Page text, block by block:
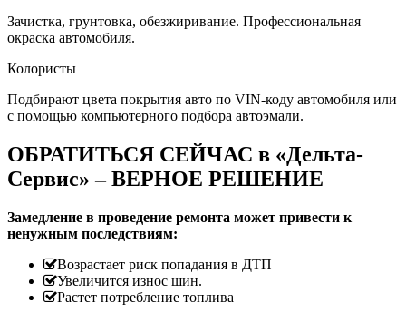
Зачистка, грунтовка, обезжиривание. Профессиональная
окраска автомобиля.
Колористы
Подбирают цвета покрытия авто по VIN-коду автомобиля или
с помощью компьютерного подбора автоэмали.
ОБРАТИТЬСЯ СЕЙЧАС в «Дельта-
Сервис» – ВЕРНОЕ РЕШЕНИЕ
Замедление в проведение ремонта может привести к
ненужным последствиям:
Возрастает риск попадания в ДТП
Увеличится износ шин.
Растет потребление топлива